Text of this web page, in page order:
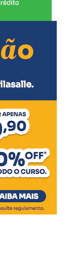
a nova sede
e para o
um
Este